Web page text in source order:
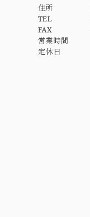
住所
TEL
FAX
営業時間
定休日